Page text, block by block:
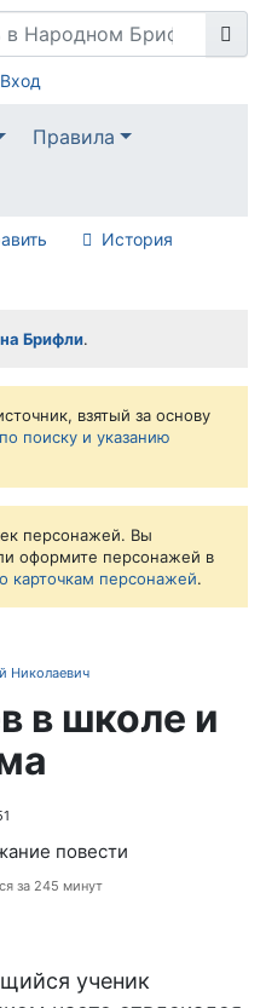
Вход
Правила
История
Брифли.
взятый за основу
поиску и указанию
персонажей. Вы
оформите персонажей в
карточкам персонажей.
Николаевич
в школе и
повести
за 245 минут
ученик